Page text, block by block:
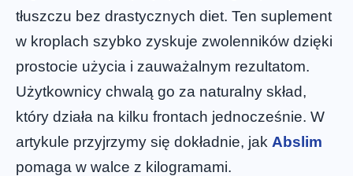
tłuszczu bez drastycznych diet. Ten suplement
w kroplach szybko zyskuje zwolenników dzięki
prostocie użycia i zauważalnym rezultatom.
Użytkownicy chwalą go za naturalny skład,
który działa na kilku frontach jednocześnie. W
artykule przyjrzymy się dokładnie, jak Abslim
pomaga w walce z kilogramami.